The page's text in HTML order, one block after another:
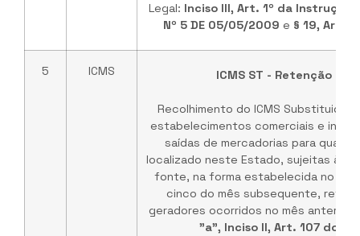
Legal: Inciso III, Art. 1º da Instrução
Nº 5 DE 05/05/2009 e § 19, Art.
5 ICMS ICMS ST - Retenção na
Recolhimento do ICMS Substituição
estabelecimentos comerciais e
saídas de mercadorias para
localizado neste Estado, sujeitas à
fonte, na forma estabelecida no
cinco do mês subsequente,
geradores ocorridos no mês anterior.
"a", Inciso II, Art. 107 do